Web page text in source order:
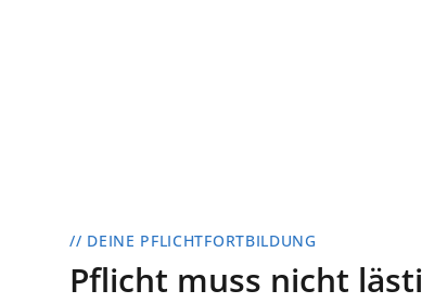
// DEINE PFLICHTFORTBILDUNG
Pflicht muss nicht